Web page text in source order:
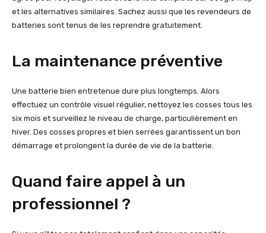
et les alternatives similaires. Sachez aussi que les revendeurs de
batteries sont tenus de les reprendre gratuitement.
La maintenance préventive
Une batterie bien entretenue dure plus longtemps. Alors
effectuez un contrôle visuel régulier, nettoyez les cosses tous les
six mois et surveillez le niveau de charge, particulièrement en
hiver. Des cosses propres et bien serrées garantissent un bon
démarrage et prolongent la durée de vie de la batterie.
Quand faire appel à un
professionnel ?